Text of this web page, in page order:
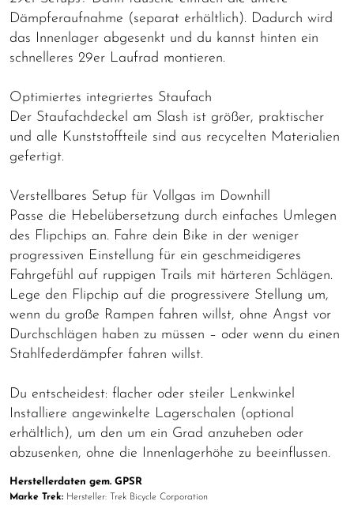
Dämpferaufnahme (separat erhältlich). Dadurch wird
das Innenlager abgesenkt und du kannst hinten ein
schnelleres 29er Laufrad montieren.
Optimiertes integriertes Staufach
Der Staufachdeckel am Slash ist größer, praktischer
und alle Kunststoffteile sind aus recycelten Materialien
gefertigt.
Verstellbares Setup für Vollgas im Downhill
Passe die Hebelübersetzung durch einfaches Umlegen
des Flipchips an. Fahre dein Bike in der weniger
progressiven Einstellung für ein geschmeidigeres
Fahrgefühl auf ruppigen Trails mit härteren Schlägen.
Lege den Flipchip auf die progressivere Stellung um,
wenn du große Rampen fahren willst, ohne Angst vor
Durchschlägen haben zu müssen – oder wenn du einen
Stahlfederdämpfer fahren willst.
Du entscheidest: flacher oder steiler Lenkwinkel
Installiere angewinkelte Lagerschalen (optional
erhältlich), um den um ein Grad anzuheben oder
abzusenken, ohne die Innenlagerhöhe zu beeinflussen.
Herstellerdaten gem. GPSR
Marke Trek: Hersteller: Trek Bicycle Corporation